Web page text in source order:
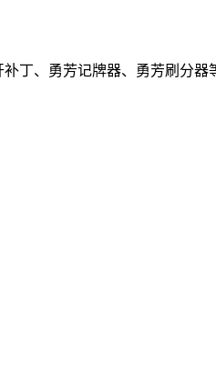
丁、勇芳记牌器、勇芳刷分